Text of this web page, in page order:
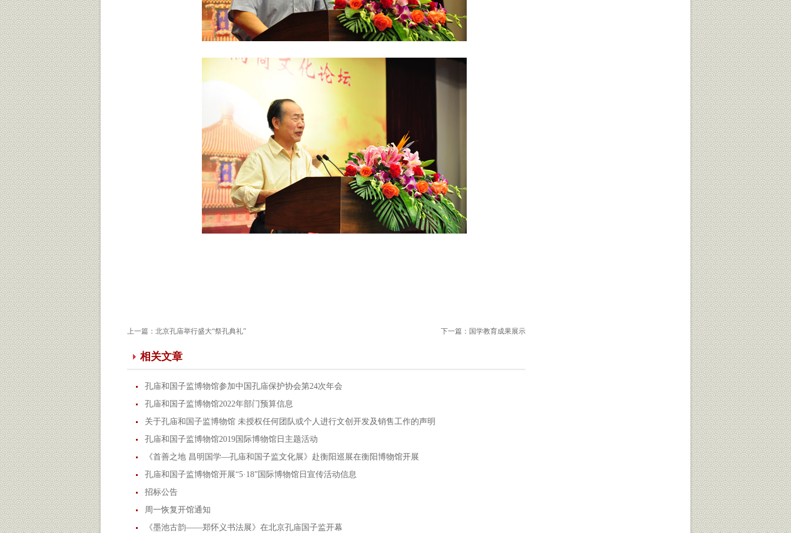
上一篇： 北京孔庙举行盛大“祭孔典礼” 下一篇： 国学教育成果展示
相关文章
孔庙和国子监博物馆参加中国孔庙保护协会第24次年会
孔庙和国子监博物馆2022年部门预算信息
关于孔庙和国子监博物馆 未授权任何团队或个人进行文创开发及销售工作的声明
孔庙和国子监博物馆2019国际博物馆日主题活动
《首善之地 昌明国学—孔庙和国子监文化展》赴衡阳巡展在衡阳博物馆开展
孔庙和国子监博物馆开展“5·18”国际博物馆日宣传活动信息
招标公告
周一恢复开馆通知
《墨池古韵——郑怀义书法展》在北京孔庙国子监开幕